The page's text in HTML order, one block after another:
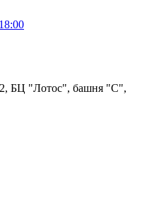
2, БЦ "Лотос", башня "С",